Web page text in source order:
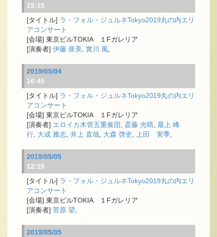
15:15
ラ・フォル・ジュルネTokyo2019丸の内エリ
アコンサート
東京ビルTOKIA １Fガレリア
伊藤 亜美 實川 風
2019/05/04
16:45
ラ・フォル・ジュルネTokyo2019丸の内エリ
アコンサート
東京ビルTOKIA １Fガレリア
エロイカ木管五重奏団
斎藤 光晴 最上 峰
行 大成 雅志 井上 直哉 大森 啓史 上田 実季
2019/05/05
12:15
ラ・フォル・ジュルネTokyo2019丸の内エリ
アコンサート
東京ビルTOKIA １Fガレリア
菅原 望
2019/05/05